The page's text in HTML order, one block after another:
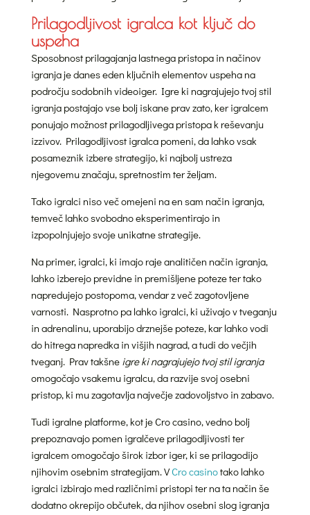
Prilagodljivost igralca kot ključ do
uspeha
Sposobnost prilagajanja lastnega pristopa in načinov
igranja je danes eden ključnih elementov uspeha na
področju sodobnih videoiger. Igre ki nagrajujejo tvoj stil
igranja postajajo vse bolj iskane prav zato, ker igralcem
ponujajo možnost prilagodljivega pristopa k reševanju
izzivov. Prilagodljivost igralca pomeni, da lahko vsak
posameznik izbere strategijo, ki najbolj ustreza
njegovemu značaju, spretnostim ter željam.
Tako igralci niso več omejeni na en sam način igranja,
temveč lahko svobodno eksperimentirajo in
izpopolnjujejo svoje unikatne strategije.
Na primer, igralci, ki imajo raje analitičen način igranja,
lahko izberejo previdne in premišljene poteze ter tako
napredujejo postopoma, vendar z več zagotovljene
varnosti. Nasprotno pa lahko igralci, ki uživajo v tveganju
in adrenalinu, uporabijo drznejše poteze, kar lahko vodi
do hitrega napredka in višjih nagrad, a tudi do večjih
tveganj. Prav takšne igre ki nagrajujejo tvoj stil igranja
omogočajo vsakemu igralcu, da razvije svoj osebni
pristop, ki mu zagotavlja največje zadovoljstvo in zabavo.
Tudi igralne platforme, kot je Cro casino, vedno bolj
prepoznavajo pomen igralčeve prilagodljivosti ter
igralcem omogočajo širok izbor iger, ki se prilagodijo
njihovim osebnim strategijam. VCro casinotako lahko
igralci izbirajo med različnimi pristopi ter na ta način še
dodatno okrepijo občutek, da njihov osebni slog igranja